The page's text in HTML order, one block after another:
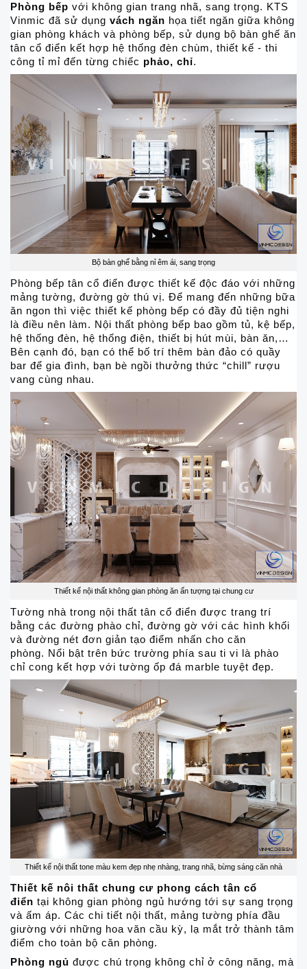
Phòng bếp với không gian trang nhã, sang trọng. KTS
Vinmic đã sử dụng vách ngăn họa tiết ngăn giữa không
gian phòng khách và phòng bếp, sử dụng bộ bàn ghế ăn
tân cổ điển kết hợp hệ thống đèn chùm, thiết kế - thi
công tỉ mỉ đến từng chiếc phảo, chỉ.
Bộ bàn ghế bằng nỉ êm ái, sang trọng
Phòng bếp tân cổ điển được thiết kế độc đáo với những
mảng tường, đường gờ thú vị. Để mang đến những bữa
ăn ngon thì việc thiết kế phòng bếp có đầy đủ tiện nghi
là điều nên làm. Nội thất phòng bếp bao gồm tủ, kệ bếp,
hệ thống đèn, hệ thống điện, thiết bị hút mùi, bàn ăn,…
Bên cạnh đó, bạn có thể bố trí thêm bàn đảo có quầy
bar để gia đình, bạn bè ngồi thưởng thức “chill” rượu
vang cùng nhau.
Thiết kế nội thất không gian phòng ăn ấn tượng tại chung cư
Tường nhà trong nội thất tân cổ điển được trang trí
bằng các đường phào chỉ, đường gờ với các hình khối
và đường nét đơn giản tạo điểm nhấn cho căn
phòng. Nổi bật trên bức trường phía sau ti vi là phào
chỉ cong kết hợp với tường ốp đá marble tuyệt đẹp.
Thiết kế nội thất tone màu kem đẹp nhẹ nhàng, trang nhã, bừng sáng căn nhà
Thiết kế nôi thất chung cư phong cách tân cổ
điển tại không gian phòng ngủ hướng tới sự sang trọng
và ấm áp. Các chi tiết nội thất, mảng tường phía đầu
giường với những hoa văn cầu kỳ, lạ mắt trở thành tâm
điểm cho toàn bộ căn phòng.
Phòng ngủ được chú trọng không chỉ ở công năng, mà